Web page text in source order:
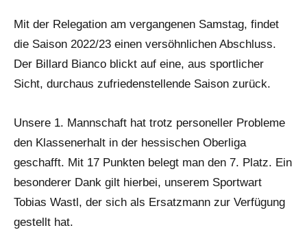
Mit der Relegation am vergangenen Samstag, findet
die Saison 2022/23 einen versöhnlichen Abschluss.
Der Billard Bianco blickt auf eine, aus sportlicher
Sicht, durchaus zufriedenstellende Saison zurück.
Unsere 1. Mannschaft hat trotz personeller Probleme
den Klassenerhalt in der hessischen Oberliga
geschafft. Mit 17 Punkten belegt man den 7. Platz. Ein
besonderer Dank gilt hierbei, unserem Sportwart
Tobias Wastl, der sich als Ersatzmann zur Verfügung
gestellt hat.